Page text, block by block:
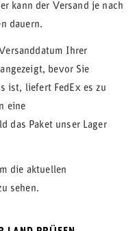
kann der Versand je nach
dauern.
Ihrer
bevor Sie
ist, liefert FedEx es zu
eine
das Paket unser Lager
die aktuellen
sehen.